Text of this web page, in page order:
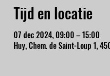
Tijd en locatie
07 dec 2024, 09:00 – 15:00
Huy, Chem. de Saint-Loup 1,